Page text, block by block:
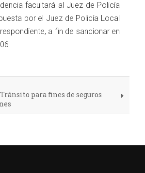
facultará al Juez de Policía
por el Juez de Policía Local
a fin de sancionar en
para fines de seguros